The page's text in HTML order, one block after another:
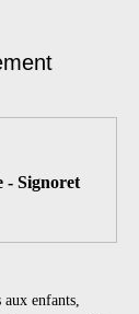
- Signoret
aux enfants,